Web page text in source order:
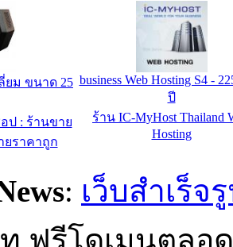
ลส BJS
ชั้นค่ำจานสแตนเลส
ร้าน banjustanless.com
: เว็บสำเร็จ
ท ฟรีโดเมนตลอ